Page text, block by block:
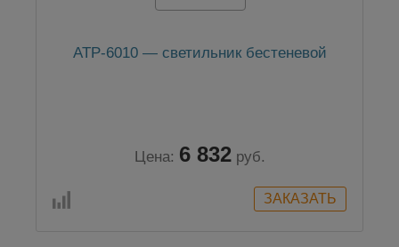
АТР-6010 — светильник бестеневой
Цена: 6 832 руб.